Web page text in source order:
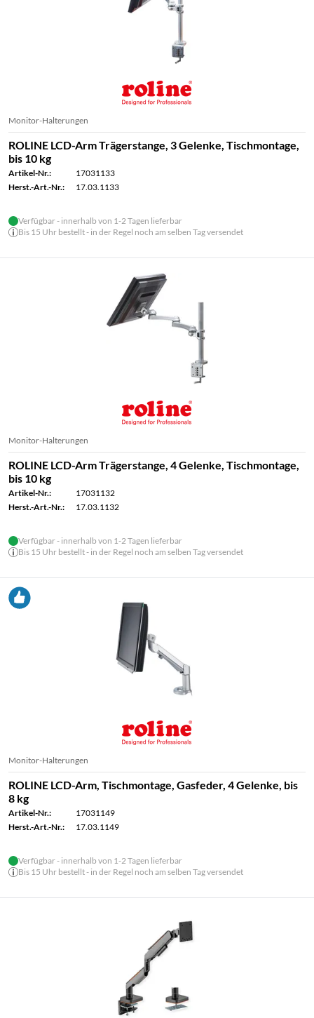
Monitor-Halterungen
ROLINE LCD-Arm Trägerstange, 3 Gelenke, Tischmontage,
bis 10 kg
Artikel-Nr.:
17031133
Herst.-Art.-Nr.:
17.03.1133
Verfügbar - innerhalb von 1-2 Tagen lieferbar
Bis 15 Uhr bestellt - in der Regel noch am selben Tag versendet
Monitor-Halterungen
ROLINE LCD-Arm Trägerstange, 4 Gelenke, Tischmontage,
bis 10 kg
Artikel-Nr.:
17031132
Herst.-Art.-Nr.:
17.03.1132
Verfügbar - innerhalb von 1-2 Tagen lieferbar
Bis 15 Uhr bestellt - in der Regel noch am selben Tag versendet
Monitor-Halterungen
ROLINE LCD-Arm, Tischmontage, Gasfeder, 4 Gelenke, bis
8 kg
Artikel-Nr.:
17031149
Herst.-Art.-Nr.:
17.03.1149
Verfügbar - innerhalb von 1-2 Tagen lieferbar
Bis 15 Uhr bestellt - in der Regel noch am selben Tag versendet